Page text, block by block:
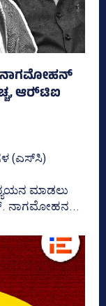
ನಾಗಮೋಹನ್
ಆರ್‍‌ಟಿಐ
(ಎಸ್‌ಸಿ)
ಮಾಡಲು
ನಾಗಮೋಹನ...